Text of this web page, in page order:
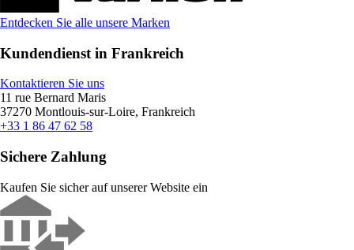
Entdecken Sie alle unsere Marken
Kundendienst in Frankreich
Kontaktieren Sie uns
11 rue Bernard Maris
37270 Montlouis-sur-Loire, Frankreich
+33 1 86 47 62 58
Sichere Zahlung
Kaufen Sie sicher auf unserer Website ein